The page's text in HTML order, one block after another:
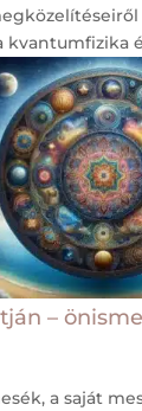
kvantumfizika
–
a saját